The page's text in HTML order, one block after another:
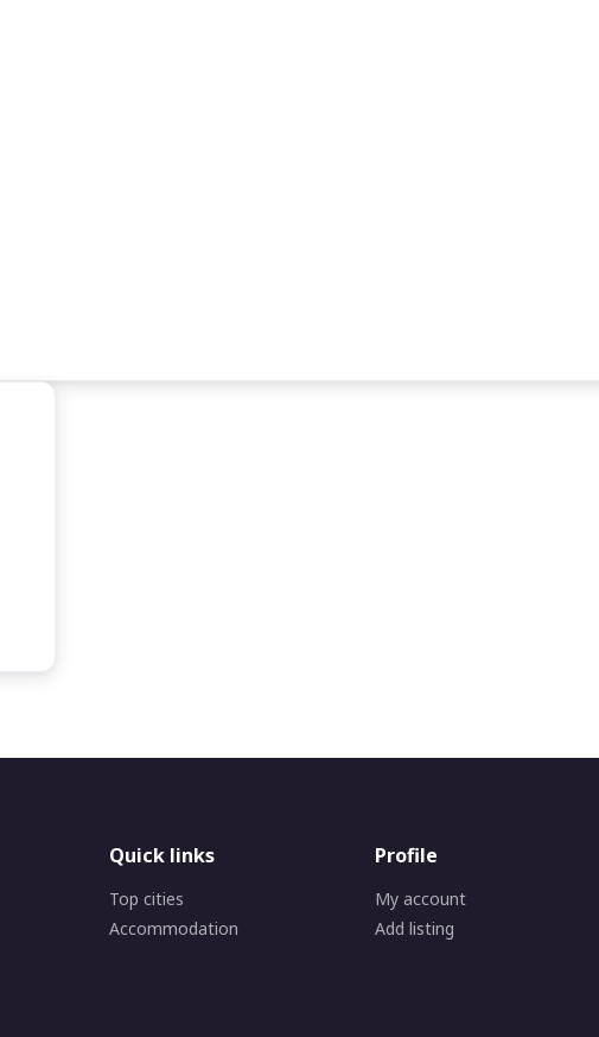
Quick links
Top cities
Accommodation
Profile
My account
Add listing